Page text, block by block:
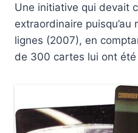
Une initiative qui devait
extraordinaire
lignes (2007), en
de 300 cartes lui ont été